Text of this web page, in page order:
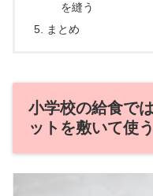
を縫う
まとめ
小学校の給食で
ットを敷いて使